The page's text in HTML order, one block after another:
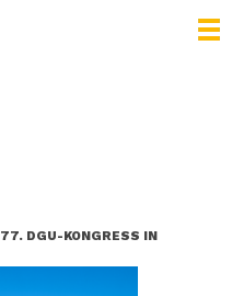
DGU-KONGRESS IN